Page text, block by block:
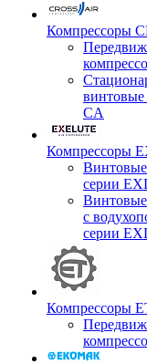
Компрессоры
CA
Компрессоры
серии
с
серии
Компрессоры